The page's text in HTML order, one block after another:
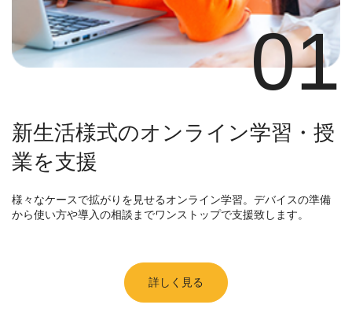
01
新生活様式のオンライン学習・授
業を支援
様々なケースで拡がりを見せるオンライン学習。デバイスの準備
から使い方や導入の相談までワンストップで支援致します。
詳しく見る